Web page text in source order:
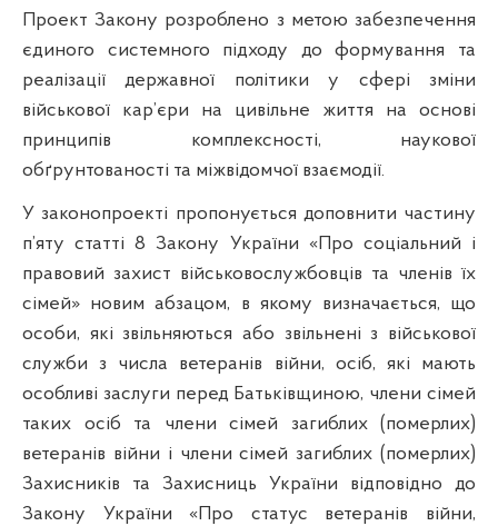
Проект Закону розроблено з метою забезпечення
єдиного системного підходу до формування та
реалізації державної політики у сфері зміни
військової кар’єри на цивільне життя на основі
принципів комплексності, наукової
обґрунтованості та міжвідомчої взаємодії.
У законопроекті пропонується доповнити частину
п’яту статті 8 Закону України «Про соціальний і
правовий захист військовослужбовців та членів їх
сімей» новим абзацом, в якому визначається, що
особи, які звільняються або звільнені з військової
служби з числа ветеранів війни, осіб, які мають
особливі заслуги перед Батьківщиною, члени сімей
таких осіб та члени сімей загиблих (померлих)
ветеранів війни і члени сімей загиблих (померлих)
Захисників та Захисниць України відповідно до
Закону України «Про статус ветеранів війни,